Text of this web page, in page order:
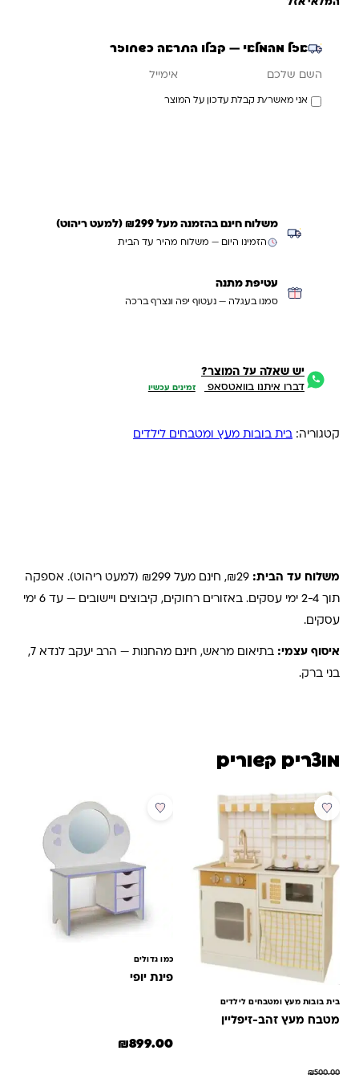
המלאי אזל
אזל מהמלאי — קבלו התראה כשחוזר
אני מאשר/ת קבלת עדכון על המוצר
משלוח חינם בהזמנה מעל ₪299 (למעט ריהוט)
הזמינו היום — משלוח מהיר עד הבית
עטיפת מתנה
סמנו בעגלה — נעטוף יפה ונצרף ברכה
יש שאלה על המוצר?
דברו איתנו בוואטסאפ זמינים עכשיו
קטגוריה: בית בובות מעץ ומטבחים לילדים
משלוח עד הבית: ₪29, חינם מעל ₪299 (למעט ריהוט). אספקה
תוך 2-4 ימי עסקים. באזורים רחוקים, קיבוצים ויישובים — עד 6 ימי
עסקים.
איסוף עצמי: בתיאום מראש, חינם מהחנות — הרב יעקב לנדא 7,
בני ברק.
מוצרים קשורים
מבצע
בית בובות מעץ ומטבחים לילדים
מטבח מעץ זהב-זיפליין
₪500.00
כמו גדולים
פינת יופי
₪899.00